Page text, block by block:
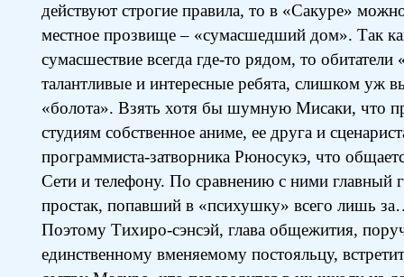
действуют строгие правила, то в «Сакуре»
местное прозвище – «сумасшедший дом». Так
сумасшествие всегда где-то рядом, то
талантливые и интересные ребята, слишком уж
«болота». Взять хотя бы шумную Мисаки, что
студиям собственное аниме, ее друга и
программиста-затворника Рюносукэ, что
Сети и телефону. По сравнению с ними главный
простак, попавший в «психушку» всего лишь
Поэтому Тихиро-сэнсэй, глава общежития,
единственному вменяемому постояльцу,